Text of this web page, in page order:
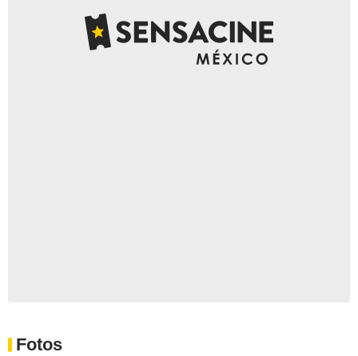
Fotos